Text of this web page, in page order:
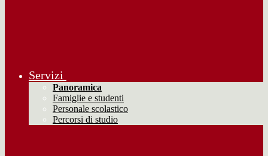
Servizi
Panoramica
Famiglie e studenti
Personale scolastico
Percorsi di studio